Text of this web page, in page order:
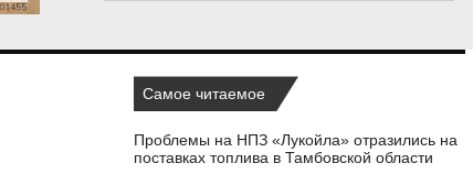
Самое читаемое
Проблемы на НПЗ «Лукойла» отразились на
поставках топлива в Тамбовской области